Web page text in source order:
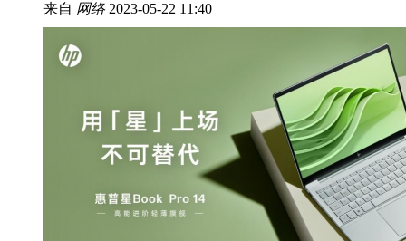
来自 网络 2023-05-22 11:40